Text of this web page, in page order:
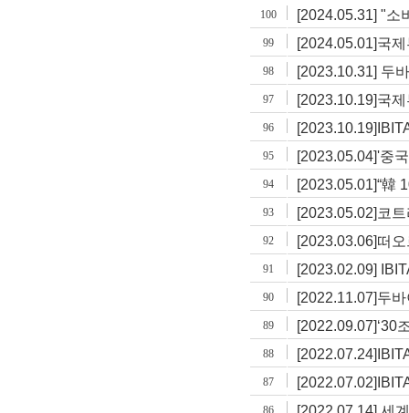
100 [2024.05.31] "소
99 [2024.05.01]국
98 [2023.10.31] 두
97 [2023.10.19]국
96
95 [2023.05.04]'중
94 [2023.05.01]“韓
93 [2023.05.02]코
92 [2023.03.06]떠
91 [2023.02.09]
90 [2022.11.07]두
89 [2022.09.07]‘30
88
87
86